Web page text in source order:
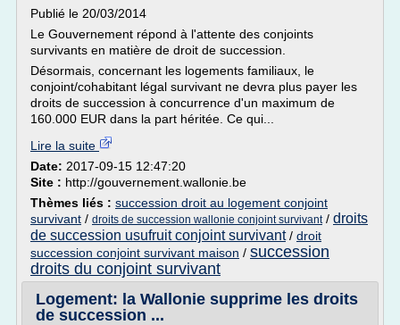
Publié le 20/03/2014
Le Gouvernement répond à l'attente des conjoints
survivants en matière de droit de succession.
Désormais, concernant les logements familiaux, le
conjoint/cohabitant légal survivant ne devra plus payer les
droits de succession à concurrence d'un maximum de
160.000 EUR dans la part héritée. Ce qui...
Lire la suite
Date: 2017-09-15 12:47:20
Site : http://gouvernement.wallonie.be
Thèmes liés : succession droit au logement conjoint
survivant / droits de succession wallonie conjoint survivant/ droits
de succession usufruit conjoint survivant/ droit
succession conjoint survivant maison / succession
droits du conjoint survivant
Logement: la Wallonie supprime les droits
de succession ...